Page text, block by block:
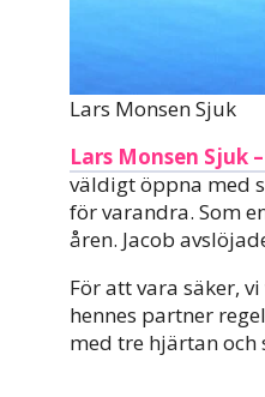
Lars Monsen Sjuk
Lars Monsen Sjuk –
väldigt öppna med
för varandra. Som
åren. Jacob
För att vara säker,
hennes partner
med tre hjärtan och